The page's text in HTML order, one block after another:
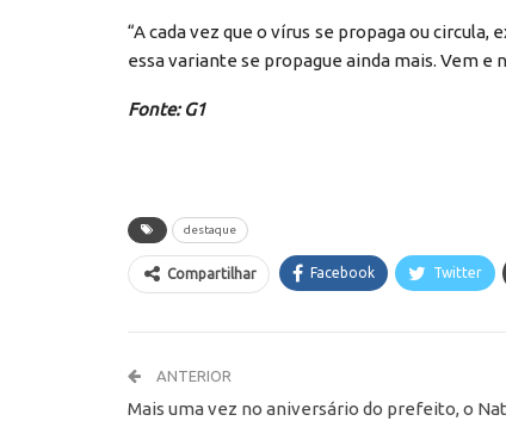
“A cada vez que o vírus se propaga ou
essa variante se propague ainda mais. Vem e
Fonte: G1
destaque
Compartilhar Facebook Twitter
ANTERIOR
Mais uma vez no aniversário do prefeito, o